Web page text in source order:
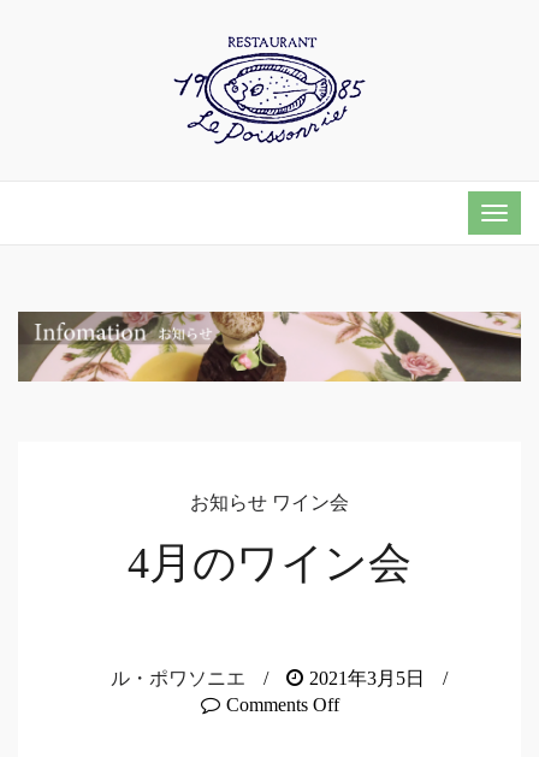
お知らせ ワイン会
4月のワイン会
ル・ポワソニエ / 2021年3月5日
/
Comments Off